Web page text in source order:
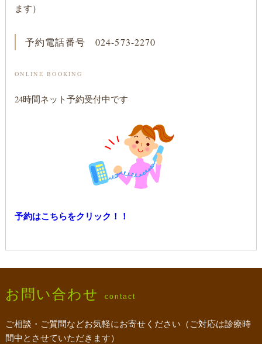
ます）
予約電話番号 024-573-2270
ONLINE BOOKING
24時間ネット予約受付中です
予約はこちらをクリック！！
お問い合わせ contact
ご相談・ご質問などお気軽にお寄せください（ご対応は診療時
間中とさせていただきます）